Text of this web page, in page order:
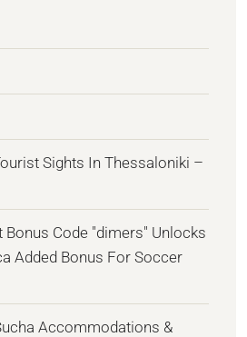
Sights In Thessaloniki –
Bonus Code "dimers" Unlocks
Added Bonus For Soccer
Accommodations &